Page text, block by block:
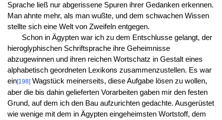
Sprache ließ nur abgerissene Spuren ihrer Gedanken erkennen.
Man ahnte mehr, als man wußte, und dem schwachen Wissen
stellte sich eine Welt von Zweifeln entgegen.
Schon in Ägypten war ich zu dem Entschlusse gelangt, der
hieroglyphischen Schriftsprache ihre Geheimnisse
abzugewinnen und ihren reichen Wortschatz in Gestalt eines
alphabetisch geordneten Lexikons zusammenzustellen. Es war
ein[198]Wagstück meinerseits, diese Aufgabe lösen zu wollen,
aber die bis dahin gelieferten Vorarbeiten gaben mir den festen
Grund, auf dem ich den Bau aufzurichten gedachte. Ausgerüstet
wie wenige mit dem in Ägypten eingeheimsten Wortstoff, dem